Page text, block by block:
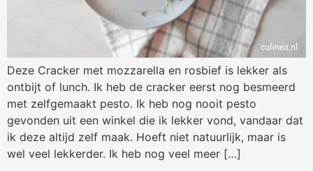
Deze Cracker met mozzarella en rosbief is lekker als
ontbijt of lunch. Ik heb de cracker eerst nog besmeerd
met zelfgemaakt pesto. Ik heb nog nooit pesto
gevonden uit een winkel die ik lekker vond, vandaar dat
ik deze altijd zelf maak. Hoeft niet natuurlijk, maar is
wel veel lekkerder. Ik heb nog veel meer […]